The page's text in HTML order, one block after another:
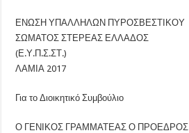
ΕΝΩΣΗ ΥΠΑΛΛΗΛΩΝ ΠΥΡΟΣΒΕΣΤΙΚΟΥ
ΣΩΜΑΤΟΣ ΣΤΕΡΕΑΣ ΕΛΛΑΔΟΣ
(Ε.Υ.Π.Σ.ΣΤ.)
ΛΑΜΙΑ 2017
Για το Διοικητικό Συμβούλιο
Ο ΓΕΝΙΚΟΣ ΓΡΑΜΜΑΤΕΑΣ Ο ΠΡΟΕΔΡΟΣ